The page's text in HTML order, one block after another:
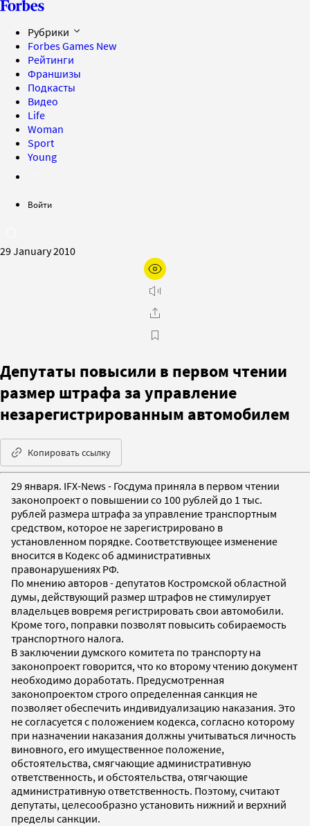
Рубрики
Forbes Games New
Рейтинги
Франшизы
Подкасты
Видео
Life
Woman
Sport
Young
Войти
29 January 2010
Депутаты повысили в первом чтении
размер штрафа за управление
незарегистрированным автомобилем
Копировать ссылку
29 января. IFX-News - Госдума приняла в первом чтении
законопроект о повышении со 100 рублей до 1 тыс.
рублей размера штрафа за управление транспортным
средством, которое не зарегистрировано в
установленном порядке. Соответствующее изменение
вносится в Кодекс об административных
правонарушениях РФ.
По мнению авторов - депутатов Костромской областной
думы, действующий размер штрафов не стимулирует
владельцев вовремя регистрировать свои автомобили.
Кроме того, поправки позволят повысить собираемость
транспортного налога.
В заключении думского комитета по транспорту на
законопроект говорится, что ко второму чтению документ
необходимо доработать. Предусмотренная
законопроектом строго определенная санкция не
позволяет обеспечить индивидуализацию наказания. Это
не согласуется с положением кодекса, согласно которому
при назначении наказания должны учитываться личность
виновного, его имущественное положение,
обстоятельства, смягчающие административную
ответственность, и обстоятельства, отягчающие
административную ответственность. Поэтому, считают
депутаты, целесообразно установить нижний и верхний
пределы санкции.